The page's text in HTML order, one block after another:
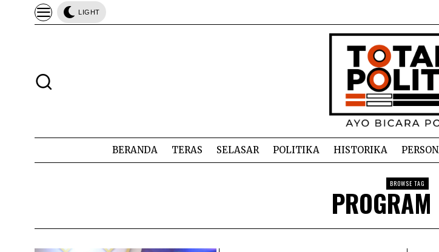
LIGHT
BERANDA TERAS SELASAR POLITIKA HISTORIKA
BROWSE TAG